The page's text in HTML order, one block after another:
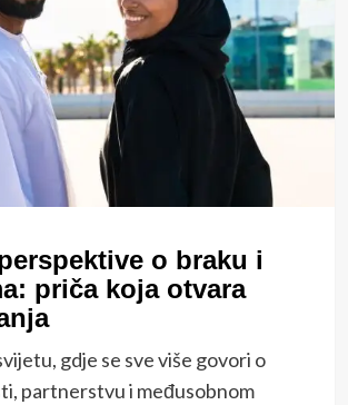
o braku i
priča koja otvara
gdje se sve više govori o
partnerstvu i međusobnom